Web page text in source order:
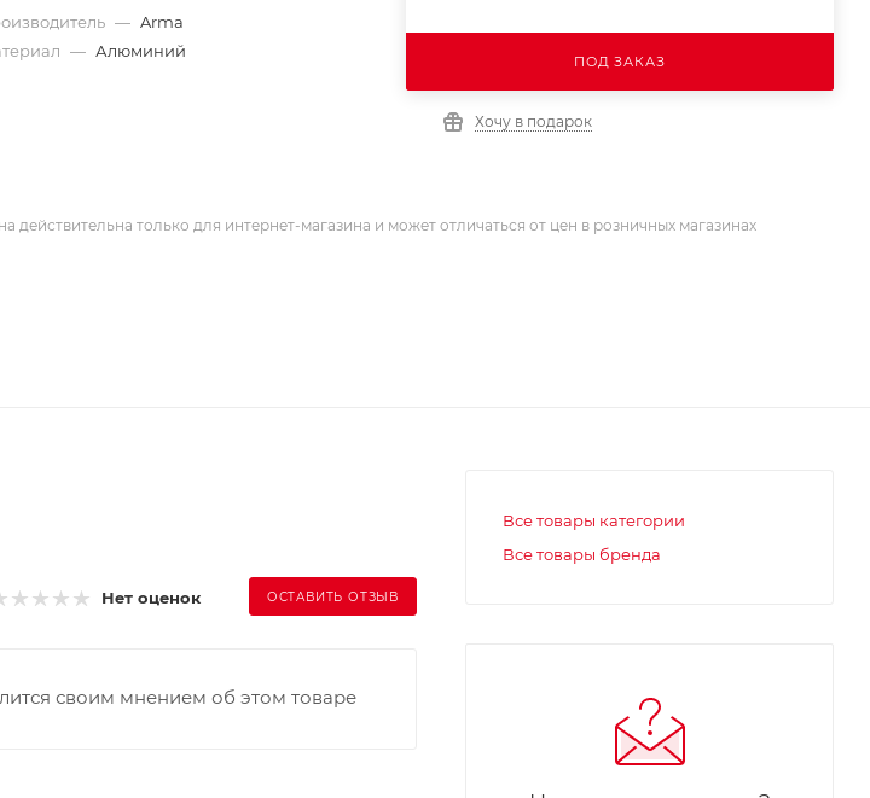
— Arma
— Алюминий
ПОД ЗАКАЗ
Хочу в подарок
действительна только для интернет-магазина и может отличаться от цен в розничных магазинах
Нет оценок ОСТАВИТЬ ОТЗЫВ
своим мнением об этом товаре
Все товары категории
Все товары бренда